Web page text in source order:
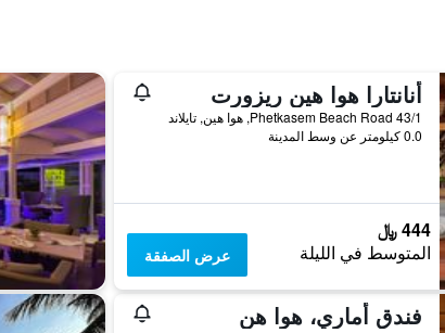
أنانتارا هوا هين ريزورت
43/1 Phetkasem Beach Road, هوا هين, تايلاند
0.0 كيلومتر عن وسط المدينة
444 ﷼
المتوسط في الليلة عرض الصفقة
فندق أماري، هوا هن